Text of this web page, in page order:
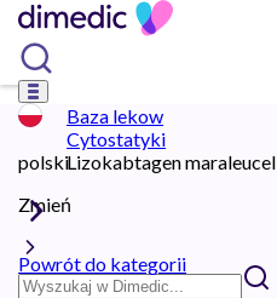
polski
Zmień
Baza lekow
Cytostatyki
Lizokabtagen maraleucel
Powrót do kategorii